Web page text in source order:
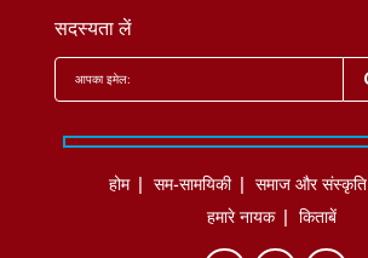
सदस्यता लें
होम सम-सामयिकी समाज और संस्कृति
हमारे नायक
किताबें